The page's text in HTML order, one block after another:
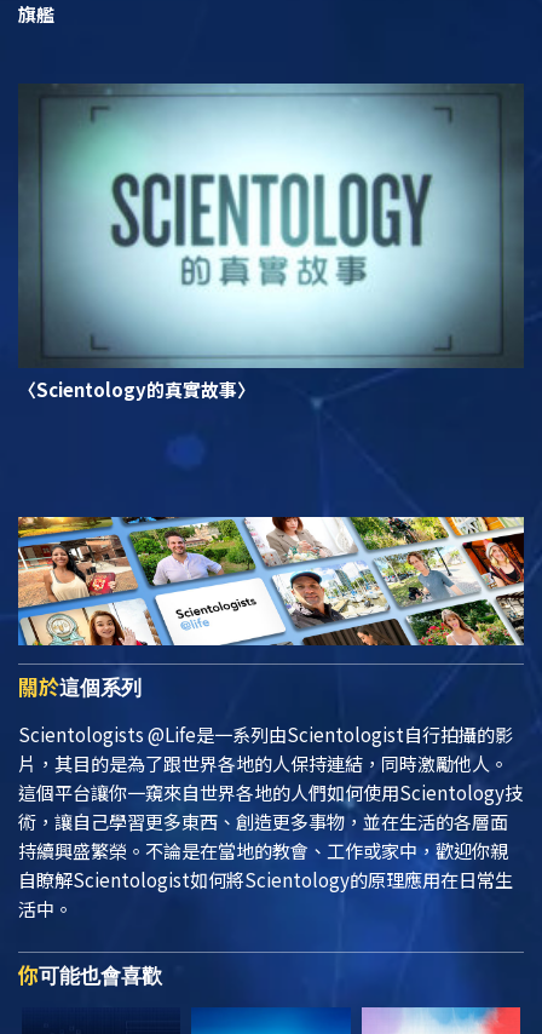
旗艦
〈Scientology的真實故事〉
關於這個系列
Scientologists @Life是一系列由Scientologist自行拍攝的影
片，其目的是為了跟世界各地的人保持連結，同時激勵他人。
這個平台讓你一窺來自世界各地的人們如何使用Scientology技
術，讓自己學習更多東西、創造更多事物，並在生活的各層面
持續興盛繁榮。不論是在當地的教會、工作或家中，歡迎你親
自瞭解Scientologist如何將Scientology的原理應用在日常生
活中。
你可能也會喜歡